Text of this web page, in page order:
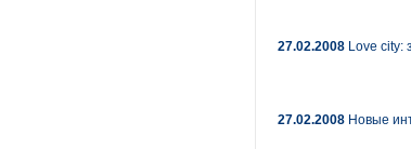
27.02.2008 Love city:
27.02.2008 Новые